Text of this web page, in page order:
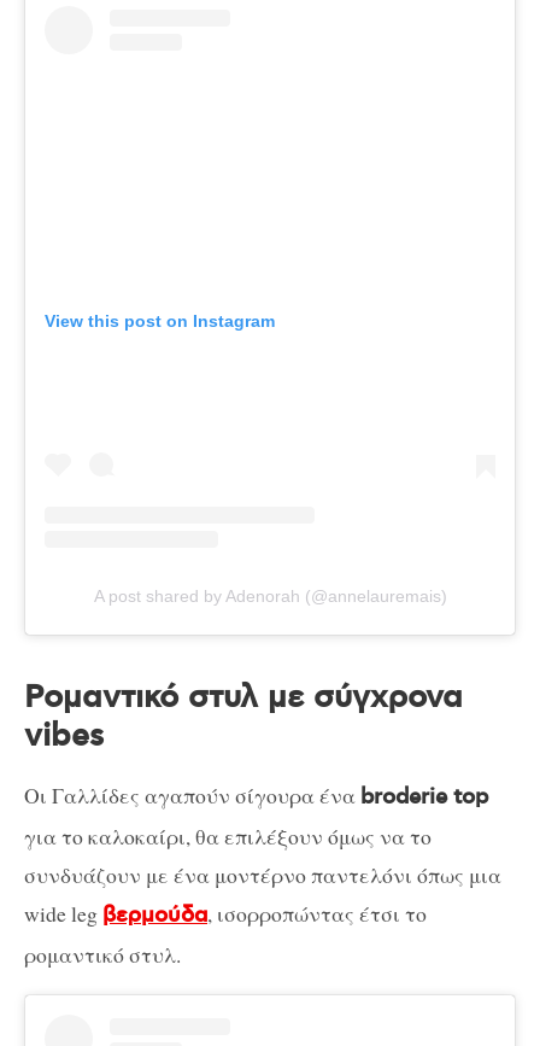
View this post on Instagram
A post shared by Adenorah (@annelauremais)
Ρομαντικό στυλ με σύγχρονα
vibes
Οι Γαλλίδες αγαπούν σίγουρα ένα broderie top
για το καλοκαίρι, θα επιλέξουν όμως να το
συνδυάζουν με ένα μοντέρνο παντελόνι όπως μια
wide leg βερμούδα, ισορροπώντας έτσι το
ρομαντικό στυλ.